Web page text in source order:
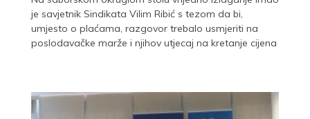
je savjetnik Sindikata Vilim Ribić s tezom da bi,
umjesto o plaćama, razgovor trebalo usmjeriti na
poslodavačke marže i njihov utjecaj na kretanje cijena